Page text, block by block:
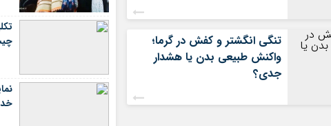
تنگی انگشتر و کفش در گرما؛
واکنش طبیعی بدن یا هشدار
جدی؟